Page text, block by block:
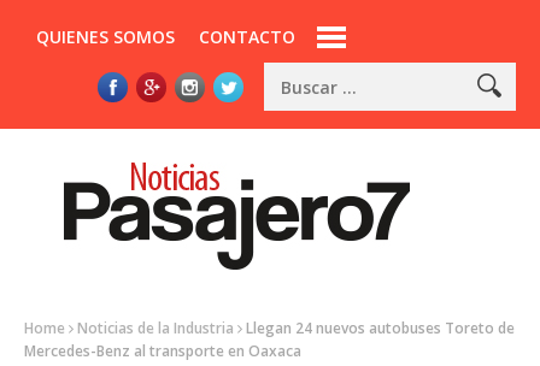
QUIENES SOMOS CONTACTO
Home Noticias de la Industria
Llegan 24 nuevos autobuses Toreto de
Mercedes-Benz al transporte en Oaxaca